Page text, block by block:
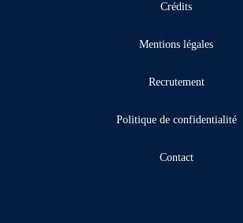
Crédits
Mentions légales
Recrutement
Politique de confidentialité
Contact